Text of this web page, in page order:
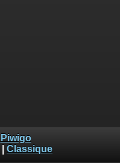
Piwigo
Classique